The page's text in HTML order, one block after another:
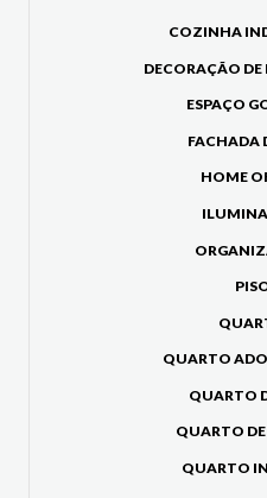
COZINHA
DECORAÇÃO DE
ESPAÇO
FACHADA
HOME
QUARTO
QUARTO
QUARTO
QUARTO